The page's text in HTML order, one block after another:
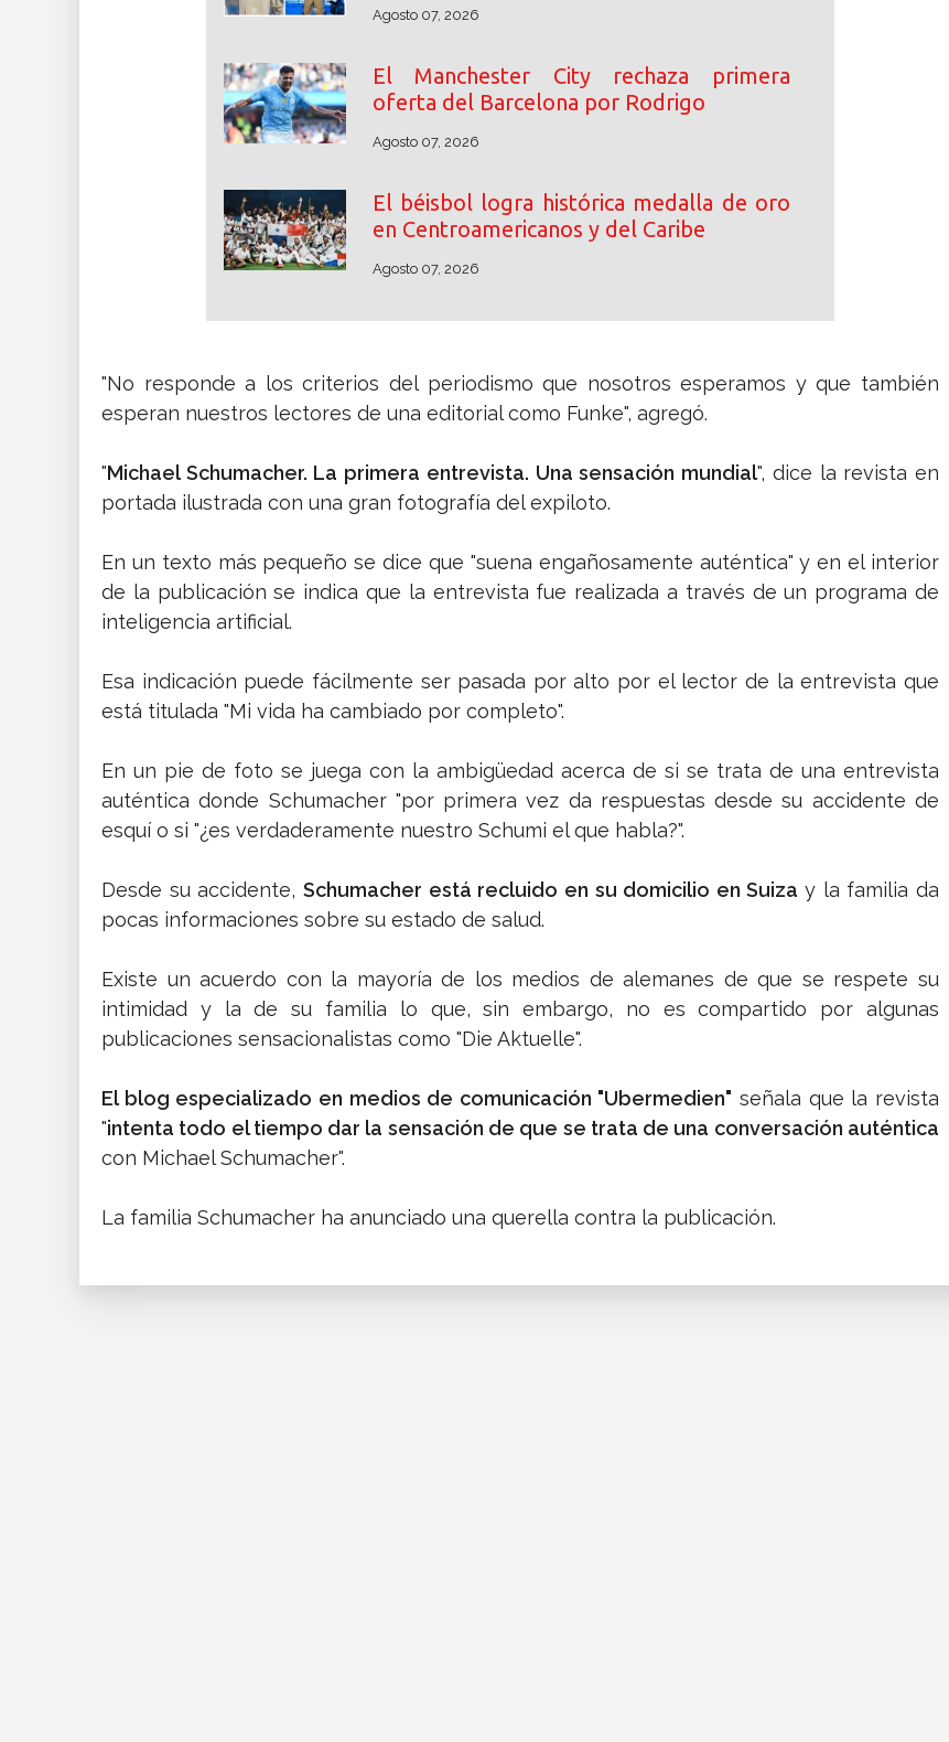
Agosto 07, 2026
El Manchester City rechaza primera
oferta del Barcelona por Rodrigo
Agosto 07, 2026
El béisbol logra histórica medalla de oro
en Centroamericanos y del Caribe
Agosto 07, 2026
"No responde a los criterios del periodismo que nosotros esperamos y que también
esperan nuestros lectores de una editorial como Funke", agregó.
"Michael Schumacher. La primera entrevista. Una sensación mundial", dice la revista en
portada ilustrada con una gran fotografía del expiloto.
En un texto más pequeño se dice que "suena engañosamente auténtica" y en el interior
de la publicación se indica que la entrevista fue realizada a través de un programa de
inteligencia artificial.
Esa indicación puede fácilmente ser pasada por alto por el lector de la entrevista que
está titulada "Mi vida ha cambiado por completo".
En un pie de foto se juega con la ambigüedad acerca de si se trata de una entrevista
auténtica donde Schumacher "por primera vez da respuestas desde su accidente de
esquí o si "¿es verdaderamente nuestro Schumi el que habla?".
Desde su accidente, Schumacher está recluido en su domicilio en Suizay la familia da
pocas informaciones sobre su estado de salud.
Existe un acuerdo con la mayoría de los medios de alemanes de que se respete su
intimidad y la de su familia lo que, sin embargo, no es compartido por algunas
publicaciones sensacionalistas como "Die Aktuelle".
El blog especializado en medios de comunicación "Ubermedien" señala que la revista
"intenta todo el tiempo dar la sensación de que se trata de una conversación auténtica
con Michael Schumacher".
La familia Schumacher ha anunciado una querella contra la publicación.